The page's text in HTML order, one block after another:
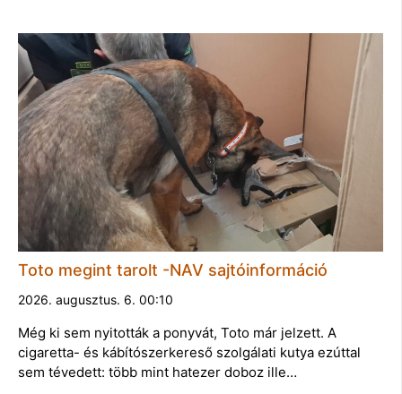
Toto megint tarolt -NAV sajtóinformáció
2026. augusztus. 6. 00:10
Még ki sem nyitották a ponyvát, Toto már jelzett. A
cigaretta- és kábítószerkereső szolgálati kutya ezúttal
sem tévedett: több mint hatezer doboz ille…